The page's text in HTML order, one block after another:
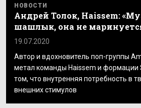
НОВОСТИ
Андрей Толок, Haissem:
шашлык, она не
19.07.2020
Автор и вдохновитель поп-группы
метал команды Haissem и формации
том, что внутренняя потребность в
внешних стимулов